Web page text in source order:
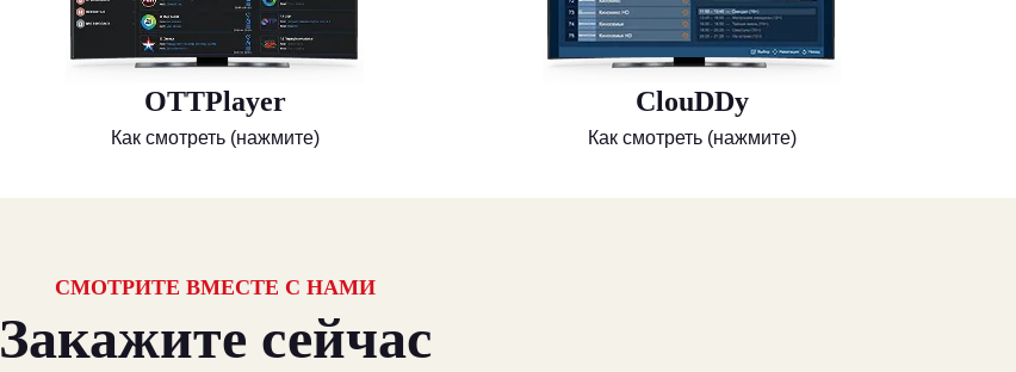
OTTPlayer
Как смотреть (нажмите)
ClouDDy
Как смотреть (нажмите)
СМОТРИТЕ ВМЕСТЕ С НАМИ
Закажите сейчас